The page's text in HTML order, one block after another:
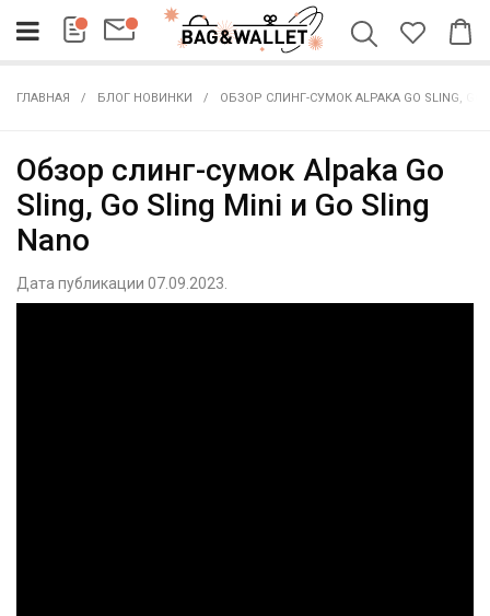
ГЛАВНАЯ БЛОГ НОВИНКИ ОБЗОР СЛИНГ-СУМОК ALPAKA GO SLING, GO
Обзор слинг-сумок Alpaka Go
Sling, Go Sling Mini и Go Sling
Nano
Дата публикации 07.09.2023.